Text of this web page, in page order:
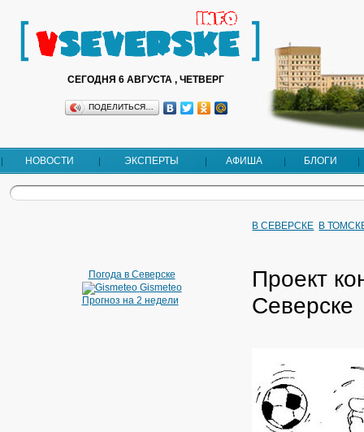
СЕГОДНЯ 6 АВГУСТА , ЧЕТВЕРГ
ПОДЕЛИТЬСЯ…
НОВОСТИ ЭКСПЕРТЫ АФИША БЛОГИ
Погода в Северске
Gismeteo
Прогноз на 2 недели
В СЕВЕРСКЕ В
Проект
Северске